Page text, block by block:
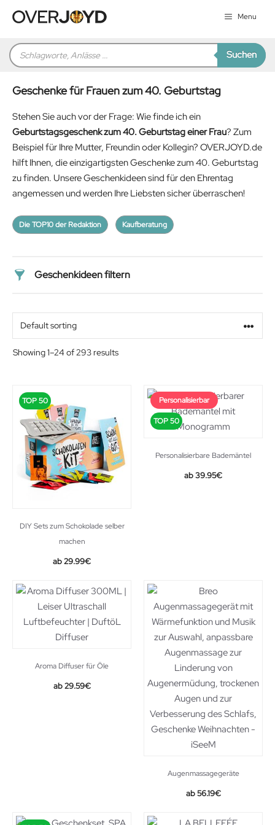
Inhalt
Menu
Products
search Suchen
Geschenke für Frauen zum 40. Geburtstag
Stehen Sie auch vor der Frage: Wie finde ich ein
Geburtstagsgeschenk zum 40. Geburtstag einer Frau? Zum
Beispiel für Ihre Mutter, Freundin oder Kollegin? OVERJOYD.de
hilft Ihnen, die einzigartigsten Geschenke zum 40. Geburtstag
zu finden. Unsere Geschenkideen sind für den Ehrentag
angemessen und werden Ihre Liebsten sicher überraschen!
Die TOP10 der Redaktion Kaufberatung
Geschenkideen filtern
Beziehung
Showing 1–24 of 293 results
TOP 50
DIY Sets zum Schokolade selber
machen
29.99€
Personalisierbar
TOP 50
Personalisierbare Bademäntel
39.95€
Aroma Diffuser für Öle
Original
29.59€Current
Augenmassagegeräte
Original
was:
56.19€Current
is: